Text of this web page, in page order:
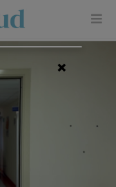
×